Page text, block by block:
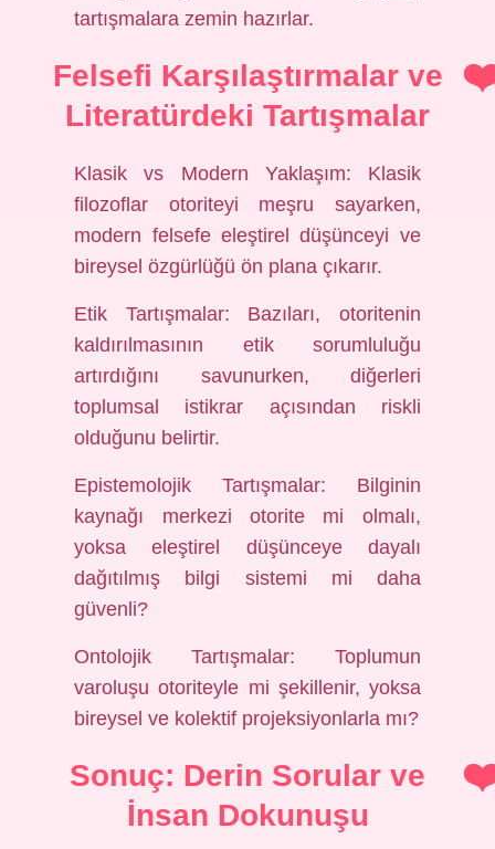
tartışmalara zemin hazırlar.
Felsefi Karşılaştırmalar ve
Literatürdeki Tartışmalar
Klasik vs Modern Yaklaşım: Klasik
filozoflar otoriteyi meşru sayarken,
modern felsefe eleştirel düşünceyi ve
bireysel özgürlüğü ön plana çıkarır.
Etik Tartışmalar: Bazıları, otoritenin
kaldırılmasının etik sorumluluğu
artırdığını savunurken, diğerleri
toplumsal istikrar açısından riskli
olduğunu belirtir.
Epistemolojik Tartışmalar: Bilginin
kaynağı merkezi otorite mi olmalı,
yoksa eleştirel düşünceye dayalı
dağıtılmış bilgi sistemi mi daha
güvenli?
Ontolojik Tartışmalar: Toplumun
varoluşu otoriteyle mi şekillenir, yoksa
bireysel ve kolektif projeksiyonlarla mı?
Sonuç: Derin Sorular ve
İnsan Dokunuşu